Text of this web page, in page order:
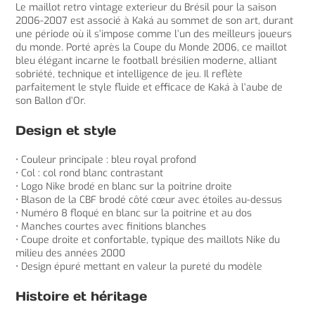
Le maillot retro vintage exterieur du Brésil pour la saison
2006-2007 est associé à Kaká au sommet de son art, durant
une période où il s’impose comme l’un des meilleurs joueurs
du monde. Porté après la Coupe du Monde 2006, ce maillot
bleu élégant incarne le football brésilien moderne, alliant
sobriété, technique et intelligence de jeu. Il reflète
parfaitement le style fluide et efficace de Kaká à l’aube de
son Ballon d’Or.
Design et style
• Couleur principale : bleu royal profond
• Col : col rond blanc contrastant
• Logo Nike brodé en blanc sur la poitrine droite
• Blason de la CBF brodé côté cœur avec étoiles au-dessus
• Numéro 8 floqué en blanc sur la poitrine et au dos
• Manches courtes avec finitions blanches
• Coupe droite et confortable, typique des maillots Nike du
milieu des années 2000
• Design épuré mettant en valeur la pureté du modèle
Histoire et héritage